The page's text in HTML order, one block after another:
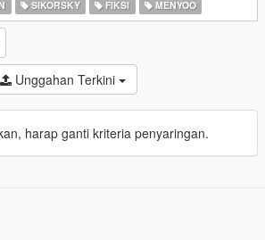
SIKORSKY FIKSI MENYOO
Unggahan Terkini
harap ganti kriteria penyaringan.